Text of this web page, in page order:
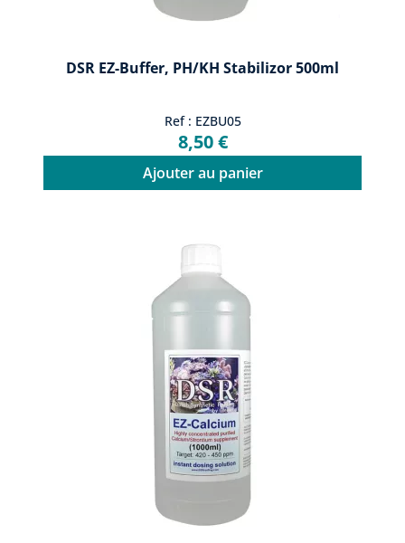
DSR EZ-Buffer, PH/KH Stabilizor 500ml
Ref : EZBU05
8,50 €
Ajouter au panier